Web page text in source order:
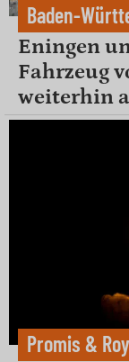
Baden-
Eningen
Fahrzeug
weiterhin
Promis &